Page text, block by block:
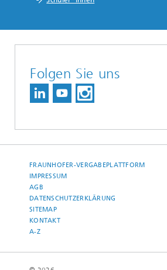
Folgen Sie uns
FRAUNHOFER-VERGABEPLATTFORM
IMPRESSUM
AGB
DATENSCHUTZERKLÄRUNG
SITEMAP
KONTAKT
A-Z